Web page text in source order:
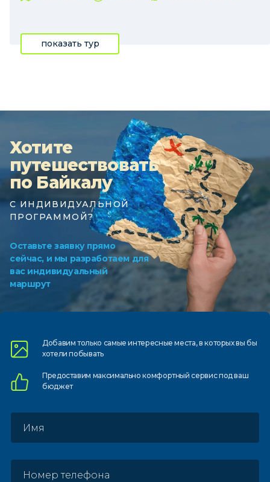
показать тур
Хотите
путешествовать
по Байкалу
С ИНДИВИДУАЛЬНОЙ
ПРОГРАММОЙ?
Оставьте заявку прямо
сейчас, и мы разработаем для
вас индивидуальный
маршрут
Добавим только самыеинтересные места, в которыхвы бы
хотели побывать
Предоставим максимально комфортныйсервис под ваш
бюджет